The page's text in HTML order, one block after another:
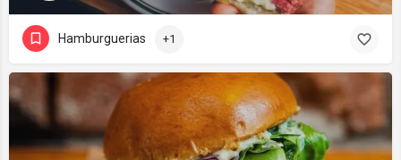
Hamburguerias +1